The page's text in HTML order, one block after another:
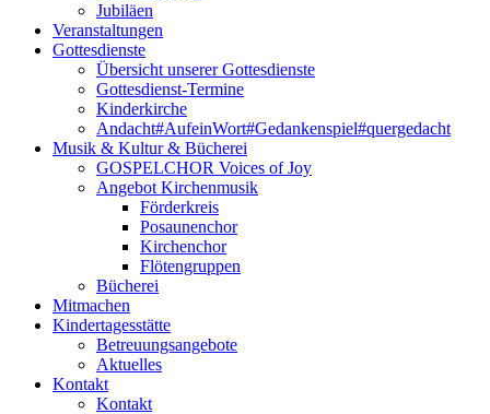
Jubiläen
Veranstaltungen
Gottesdienste
Übersicht unserer Gottesdienste
Gottesdienst-Termine
Kinderkirche
Andacht#AufeinWort#Gedankenspiel#quergedacht
Musik & Kultur & Bücherei
GOSPELCHOR Voices of Joy
Angebot Kirchenmusik
Förderkreis
Posaunenchor
Kirchenchor
Flötengruppen
Bücherei
Mitmachen
Kindertagesstätte
Betreuungsangebote
Aktuelles
Kontakt
Kontakt